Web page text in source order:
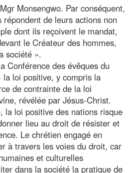
Monsengwo. Par conséquent,
de leurs actions non
dont ils reçoivent le mandat,
le Créateur des hommes,
société ».
Conférence des évêques du
la loi positive, y compris la
de contrainte de la loi
révélée par Jésus-Christ.
la loi positive des nations risque
lieu au droit de résister et
Le chrétien engagé en
à travers les voies du droit, car
et culturelles
dans la société la pratique de